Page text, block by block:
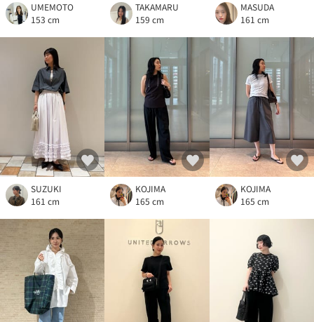
UMEMOTO
153 cm
TAKAMARU
159 cm
MASUDA
161 cm
SUZUKI
161 cm
KOJIMA
165 cm
KOJIMA
165 cm